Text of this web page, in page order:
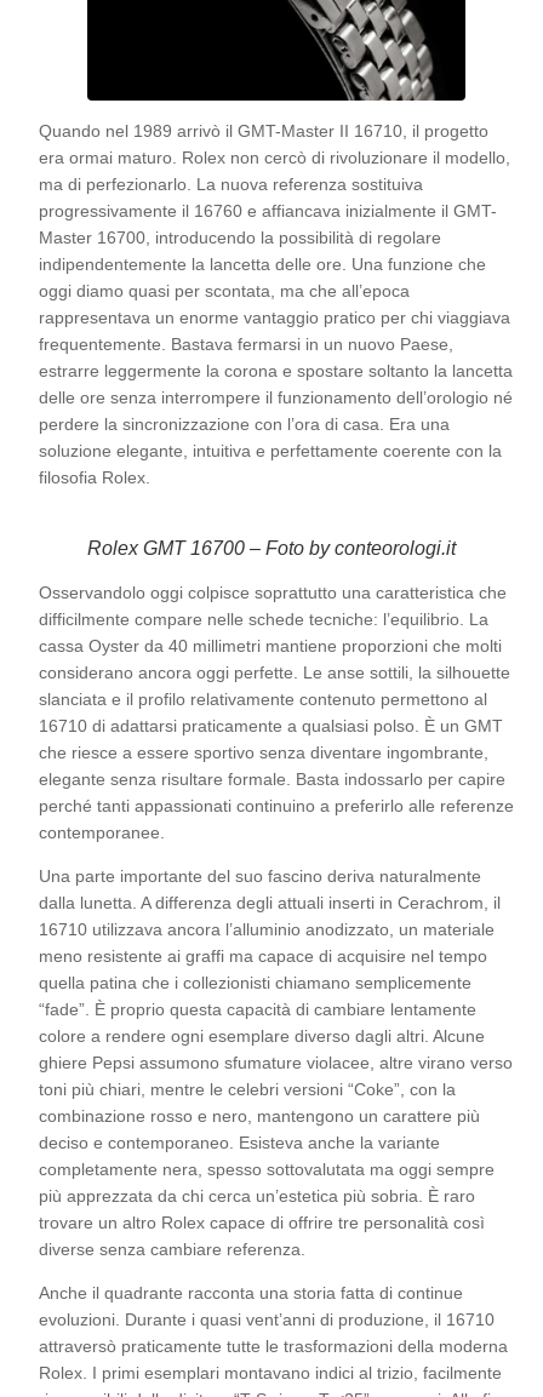
Quando nel 1989 arrivò il GMT-Master II 16710, il progetto
era ormai maturo. Rolex non cercò di rivoluzionare il modello,
ma di perfezionarlo. La nuova referenza sostituiva
progressivamente il 16760 e affiancava inizialmente il GMT-
Master 16700, introducendo la possibilità di regolare
indipendentemente la lancetta delle ore. Una funzione che
oggi diamo quasi per scontata, ma che all’epoca
rappresentava un enorme vantaggio pratico per chi viaggiava
frequentemente. Bastava fermarsi in un nuovo Paese,
estrarre leggermente la corona e spostare soltanto la lancetta
delle ore senza interrompere il funzionamento dell’orologio né
perdere la sincronizzazione con l’ora di casa. Era una
soluzione elegante, intuitiva e perfettamente coerente con la
filosofia Rolex.
Rolex GMT 16700 – Foto by conteorologi.it
Osservandolo oggi colpisce soprattutto una caratteristica che
difficilmente compare nelle schede tecniche: l’equilibrio. La
cassa Oyster da 40 millimetri mantiene proporzioni che molti
considerano ancora oggi perfette. Le anse sottili, la silhouette
slanciata e il profilo relativamente contenuto permettono al
16710 di adattarsi praticamente a qualsiasi polso. È un GMT
che riesce a essere sportivo senza diventare ingombrante,
elegante senza risultare formale. Basta indossarlo per capire
perché tanti appassionati continuino a preferirlo alle referenze
contemporanee.
Una parte importante del suo fascino deriva naturalmente
dalla lunetta. A differenza degli attuali inserti in Cerachrom, il
16710 utilizzava ancora l’alluminio anodizzato, un materiale
meno resistente ai graffi ma capace di acquisire nel tempo
quella patina che i collezionisti chiamano semplicemente
“fade”. È proprio questa capacità di cambiare lentamente
colore a rendere ogni esemplare diverso dagli altri. Alcune
ghiere Pepsi assumono sfumature violacee, altre virano verso
toni più chiari, mentre le celebri versioni “Coke”, con la
combinazione rosso e nero, mantengono un carattere più
deciso e contemporaneo. Esisteva anche la variante
completamente nera, spesso sottovalutata ma oggi sempre
più apprezzata da chi cerca un’estetica più sobria. È raro
trovare un altro Rolex capace di offrire tre personalità così
diverse senza cambiare referenza.
Anche il quadrante racconta una storia fatta di continue
evoluzioni. Durante i quasi vent’anni di produzione, il 16710
attraversò praticamente tutte le trasformazioni della moderna
Rolex. I primi esemplari montavano indici al trizio, facilmente